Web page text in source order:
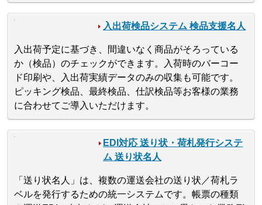
入出荷検品システム 検品支援名人
入出荷予定に基づき、間違いなく商品がそろっている
か（検品）のチェックができます。入荷時のバーコー
ド印刷や、入出荷実績データのみの収集も可能です。
ピッキング検品、最終検品、仕訳検品等お客様の業務
に合わせてご導入いただけます。
EDI対応 送り状・荷札発行システ
ム 送り状名人
「送り状名人」は、複数の運送会社の送り状／荷札ラ
ベルを発行するための統一システムです。帳票の種類